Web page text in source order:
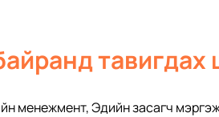
тавигдах
менежмент, Эдийн засагч